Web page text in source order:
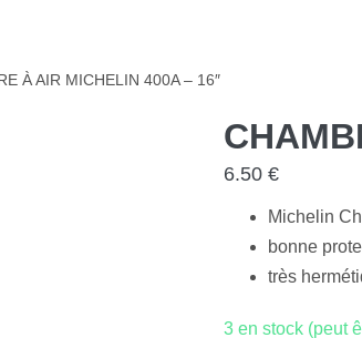
À AIR MICHELIN 400A – 16″
6.50€
Michelin
bonne
très
3 en stock (peut